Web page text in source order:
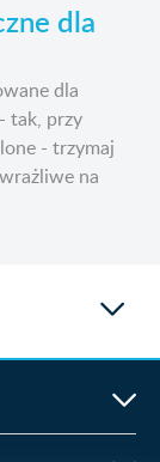
dla
dla
tak, przy
- trzymaj
na